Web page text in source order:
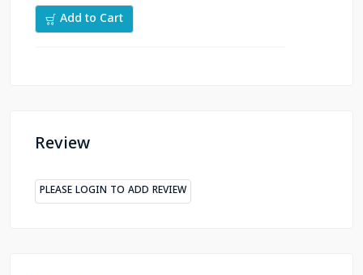
Add to Cart
Review
PLEASE LOGIN TO ADD REVIEW